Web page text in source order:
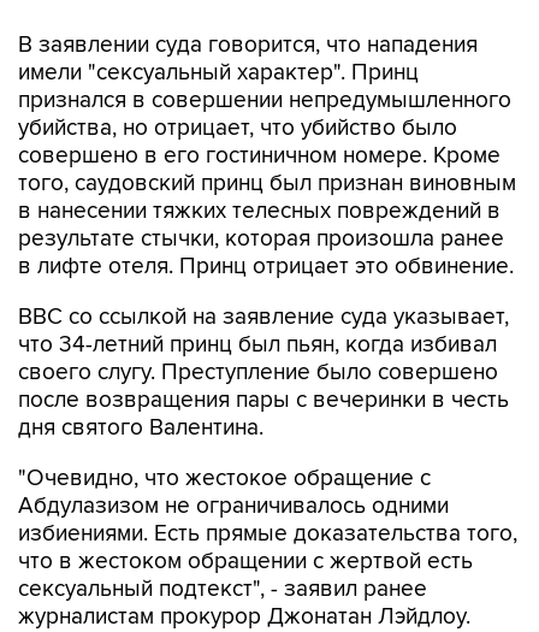
В заявлении суда говорится, что нападения
имели "сексуальный характер". Принц
признался в совершении непредумышленного
убийства, но отрицает, что убийство было
совершено в его гостиничном номере. Кроме
того, саудовский принц был признан виновным
в нанесении тяжких телесных повреждений в
результате стычки, которая произошла ранее
в лифте отеля. Принц отрицает это обвинение.
BBC со ссылкой на заявление суда указывает,
что 34-летний принц был пьян, когда избивал
своего слугу. Преступление было совершено
после возвращения пары с вечеринки в честь
дня святого Валентина.
"Очевидно, что жестокое обращение с
Абдулазизом не ограничивалось одними
избиениями. Есть прямые доказательства того,
что в жестоком обращении с жертвой есть
сексуальный подтекст", - заявил ранее
журналистам прокурор Джонатан Лэйдлоу.